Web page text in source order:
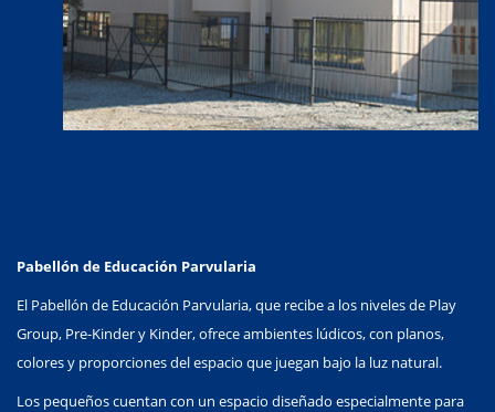
Pabellón de Educación Parvularia
El Pabellón de Educación Parvularia, que recibe a los niveles de Play
Group, Pre-Kinder y Kinder, ofrece ambientes lúdicos, con planos,
colores y proporciones del espacio que juegan bajo la luz natural.
Los pequeños cuentan con un espacio diseñado especialmente para